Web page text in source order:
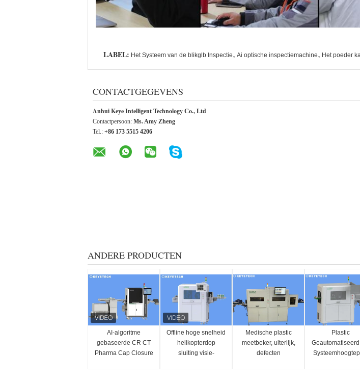
LABEL: Het Systeem van de blikglb Inspectie, Ai optische inspectiemachine, Het poeder
CONTACTGEGEVENS
Anhui Keye Intelligent Technology Co., Ltd
Contactpersoon: Ms. Amy Zheng
Tel.: +86 173 5515 4206
ANDERE PRODUCTEN
AI-algoritme
gebaseerde CR CT
Pharma Cap Closure
Offline hoge snelheid
helikopterdop
sluiting visie-
Medische plastic
meetbeker, uiterlijk,
defecten
Plastic